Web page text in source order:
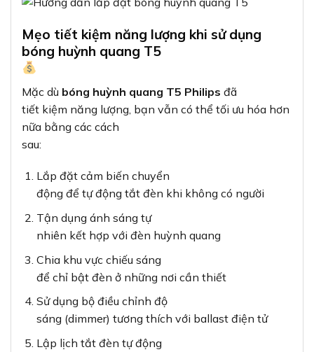
Mẹo tiết kiệm năng lượng khi sử dụng
bóng huỳnh quang T5
Mặc dù bóng huỳnh quang T5 Philips đã
tiết kiệm năng lượng, bạn vẫn có thể tối ưu hóa hơn
nữa bằng các cách
sau:
Lắp đặt cảm biến chuyển
động để tự động tắt đèn khi không có người
Tận dụng ánh sáng tự
nhiên kết hợp với đèn huỳnh quang
Chia khu vực chiếu sáng
để chỉ bật đèn ở những nơi cần thiết
Sử dụng bộ điều chỉnh độ
sáng (dimmer) tương thích với ballast điện tử
Lập lịch tắt đèn tự động